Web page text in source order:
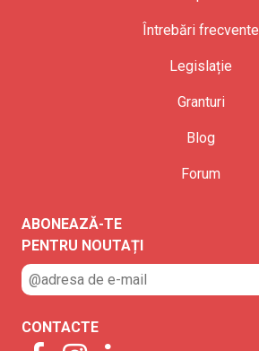
Întrebări frecvente
Legislație
Granturi
Blog
Forum
ABONEAZĂ-TE
PENTRU NOUTAȚI
CONTACTE